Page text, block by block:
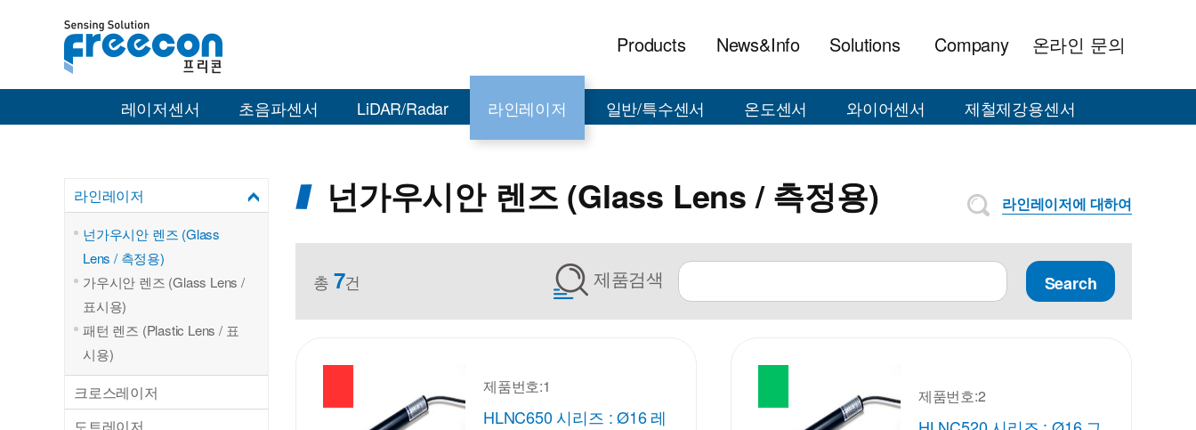
Products News&Info Solutions Company 온라인 문의
레이저센서 초음파센서 LiDAR/Radar 라인레이저 일반/특수센서 온도센서 와이어센서 제철제강용센서
라인레이저
넌가우시안 렌즈 (Glass
Lens / 측정용)
가우시안 렌즈 (Glass Lens /
표시용)
패턴 렌즈 (Plastic Lens / 표
시용)
크로스레이저
넌가우시안 렌즈 (Glass Lens / 측정용) 라인레이저에 대하여
총 7건 제품검색 Search
제품번호:1
HLNC650 시리즈 : Ø16 레
제품번호:2